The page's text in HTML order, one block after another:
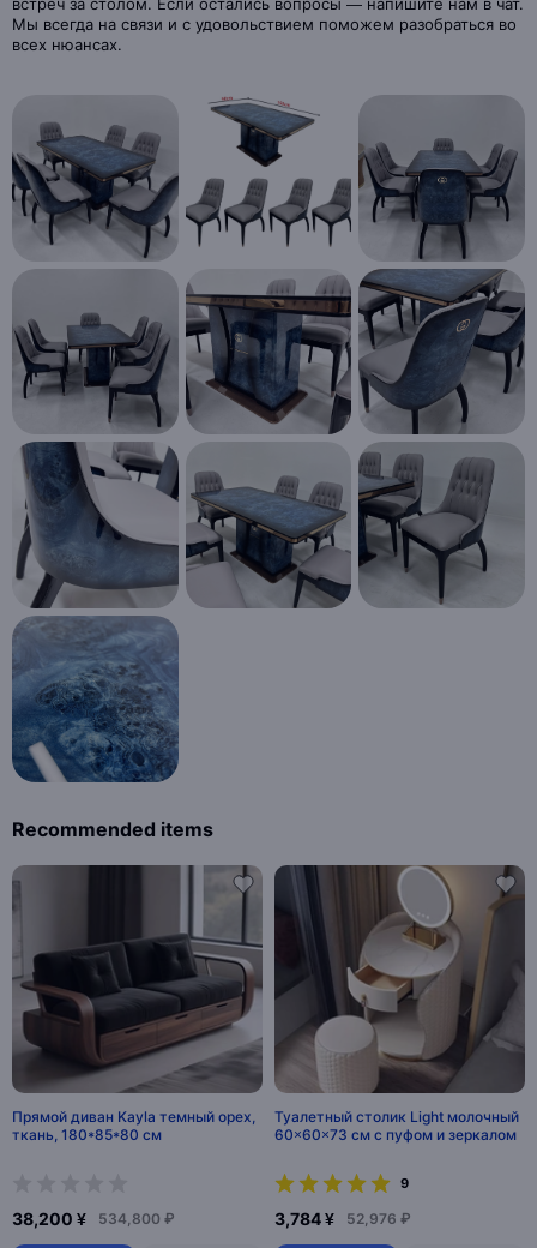
Мы всегда на связи и с удовольствием поможем разобраться во
всех нюансах.
Recommended items
Прямой диван Kayla темный орех,
ткань, 180*85*80 см
38,200 ¥ 534,800 ₽
Туалетный столик Light молочный
60×60×73 см с пуфом и зеркалом
9
3,784 ¥ 52,976 ₽